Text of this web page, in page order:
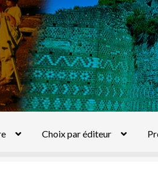
Choix par éditeur